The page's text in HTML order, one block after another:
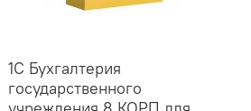
1С Бухгалтерия
государственного